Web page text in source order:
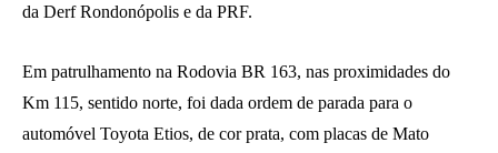
da Derf Rondonópolis e da PRF.
Em patrulhamento na Rodovia BR 163, nas proximidades do
Km 115, sentido norte, foi dada ordem de parada para o
automóvel Toyota Etios, de cor prata, com placas de Mato